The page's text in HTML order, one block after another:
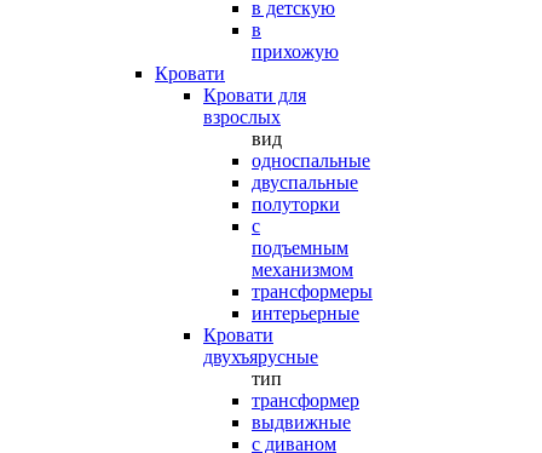
в детскую
в
прихожую
Кровати
Кровати для
взрослых
вид
односпальные
двуспальные
полуторки
с
подъемным
механизмом
трансформеры
интерьерные
Кровати
двухъярусные
тип
трансформер
выдвижные
с диваном